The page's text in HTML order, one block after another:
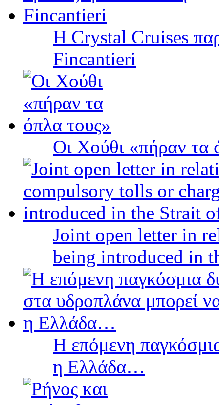
Η Crystal Cruises
Fincantieri
Οι Χούθι «πήραν τα
Joint open letter in
being introduced in
Η επόμενη
η Ελλάδα…